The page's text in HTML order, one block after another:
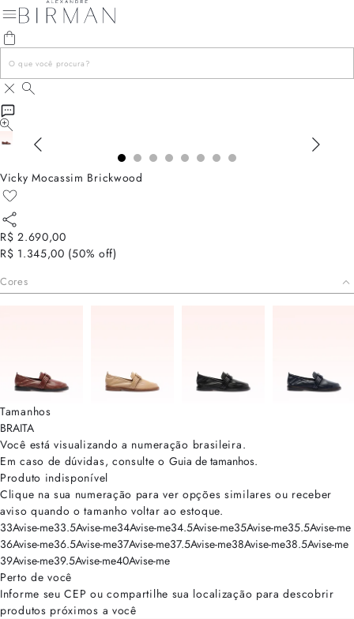
Vicky Mocassim Brickwood
R$ 2.690,00
R$ 1.345,00 (50% off)
Cores
Tamanhos
BRAITA
Você está visualizando a numeração brasileira.
Em caso de dúvidas, consulte o Guia de tamanhos.
Produto indisponível
Clique na sua numeração para ver opções similares ou receber
aviso quando o tamanho voltar ao estoque.
33Avise-me33.5Avise-me34Avise-me34.5Avise-me35Avise-me35.5Avise-me
36Avise-me36.5Avise-me37Avise-me37.5Avise-me38Avise-me38.5Avise-me
39Avise-me39.5Avise-me40Avise-me
Perto de você
Informe seu CEP ou compartilhe sua localização para descobrir
produtos próximos a você